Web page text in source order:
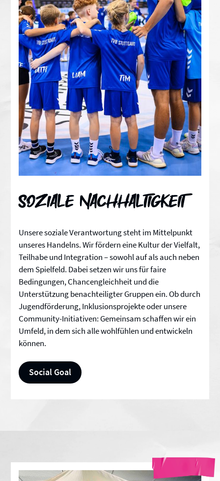
Soziale Nachhaltigkeit
Unsere soziale Verantwortung steht im Mittelpunkt
unseres Handelns. Wir fördern eine Kultur der Vielfalt,
Teilhabe und Integration – sowohl auf als auch neben
dem Spielfeld. Dabei setzen wir uns für faire
Bedingungen, Chancengleichheit und die
Unterstützung benachteiligter Gruppen ein. Ob durch
Jugendförderung, Inklusionsprojekte oder unsere
Community-Initiativen: Gemeinsam schaffen wir ein
Umfeld, in dem sich alle wohlfühlen und entwickeln
können.
Social Goal